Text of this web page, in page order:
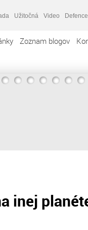
Užitočná Video
Zoznam blogov
inej